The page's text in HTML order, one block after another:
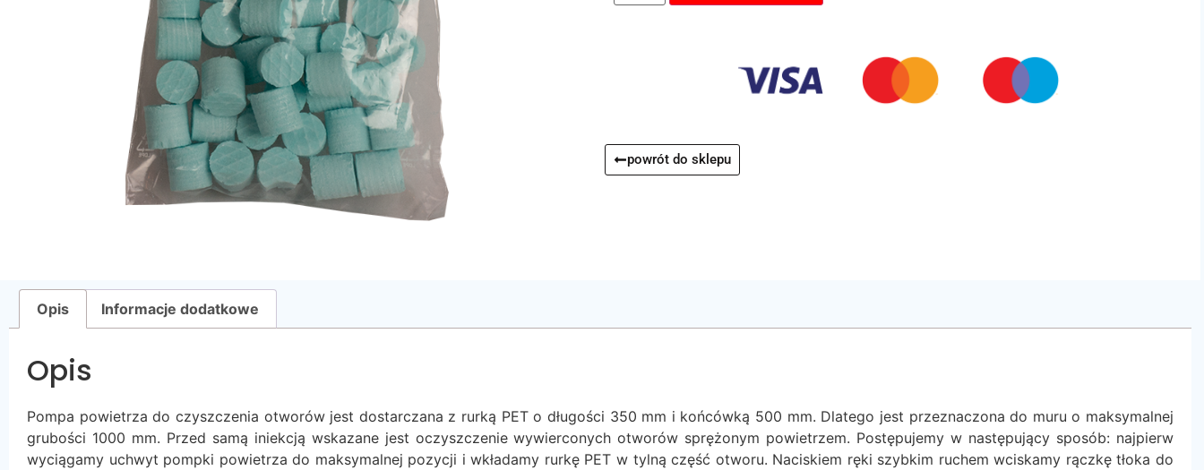
powrót do sklepu
Opis Informacje dodatkowe
Opis
Pompa powietrza do czyszczenia otworów jest dostarczana z rurką PET o długości 350 mm i końcówką 500 mm. Dlatego jest przeznaczona do muru o maksymalnej
grubości 1000 mm. Przed samą iniekcją wskazane jest oczyszczenie wywierconych otworów sprężonym powietrzem. Postępujemy w następujący sposób: najpierw
wyciągamy uchwyt pompki powietrza do maksymalnej pozycji i wkładamy rurkę PET w tylną część otworu. Naciskiem ręki szybkim ruchem wciskamy rączkę tłoka do